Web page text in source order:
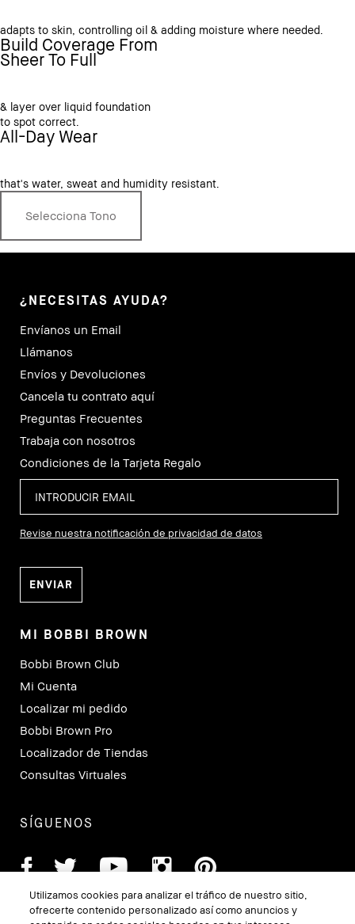
adapts to skin, controlling oil & adding moisture where needed.
Build Coverage From
Sheer To Full
& layer over liquid foundation
to spot correct.
All-Day Wear
that's water, sweat and humidity resistant.
Selecciona Tono
¿NECESITAS AYUDA?
Envíanos un Email
Llámanos
Envíos y Devoluciones
Cancela tu contrato aquí
Preguntas Frecuentes
Trabaja con nosotros
Condiciones de la Tarjeta Regalo
Revise nuestra notificación de privacidad de datos
MI BOBBI BROWN
Bobbi Brown Club
Mi Cuenta
Localizar mi pedido
Bobbi Brown Pro
Localizador de Tiendas
Consultas Virtuales
SÍGUENOS
Utilizamos cookies para analizar el tráfico de nuestro sitio,
ofrecerte contenido personalizado así como anuncios y